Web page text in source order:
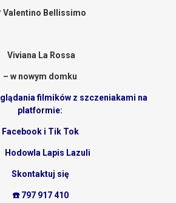
Valentino Bellissimo
Viviana La Rossa
– w nowym domku
filmików z szczeniakami na
platformie:
Facebook i Tik Tok
Lapis Lazuli
Skontaktuj się
☎️ 797 917 410